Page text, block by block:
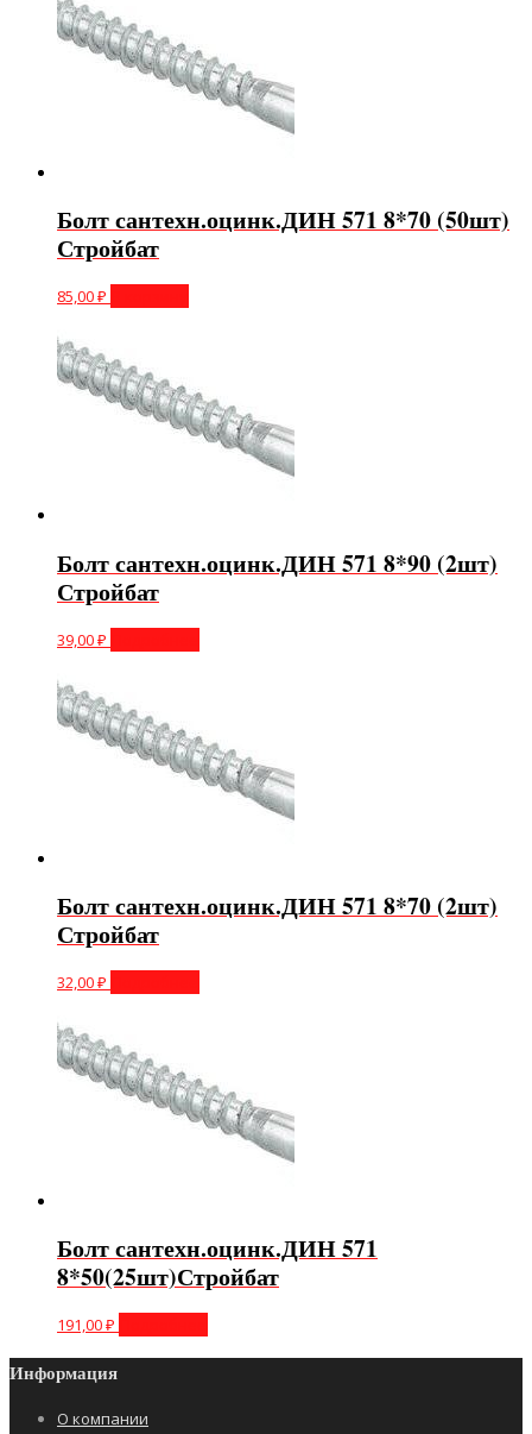
Болт сантехн.оцинк.ДИН 571 8*70 (50шт)
Стройбат
85,00₽
Болт сантехн.оцинк.ДИН 571 8*90 (2шт)
Стройбат
39,00₽
Болт сантехн.оцинк.ДИН 571 8*70 (2шт)
Стройбат
32,00₽
Болт сантехн.оцинк.ДИН 571
8*50(25шт)Стройбат
191,00₽
Информация
О компании